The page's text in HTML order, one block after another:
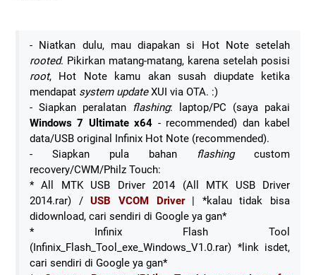
- Niatkan dulu, mau diapakan si Hot Note setelah
rooted. Pikirkan matang-matang, karena setelah posisi
root, Hot Note kamu akan susah diupdate ketika
mendapat system updateXUI via OTA. :)
- Siapkan peralatan flashing: laptop/PC (saya pakai
Windows 7 Ultimate x64 - recommended) dan kabel
data/USB original Infinix Hot Note (recommended).
- Siapkan pula bahan flashingcustom
recovery/CWM/Philz Touch:
* All MTK USB Driver 2014 (All MTK USB Driver
2014.rar) /USB VCOM Driver| *kalau tidak bisa
didownload, cari sendiri di Google ya gan*
* Infinix Flash Tool
(Infinix_Flash_Tool_exe_Windows_V1.0.rar) *link isdet,
cari sendiri di Google ya gan*